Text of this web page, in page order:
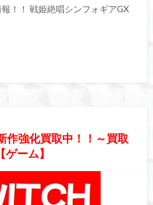
！！ 戦姫絶唱シンフォギアGX
作強化買取中！！～買取
ーム】